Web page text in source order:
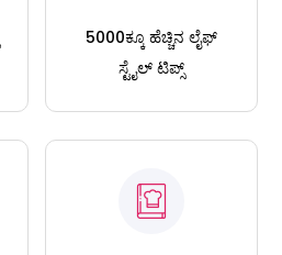
5000ಕ್ಕೂ ಹೆಚ್ಚಿನ ಲೈಫ್
ಸ್ಟೈಲ್ ಟಿಪ್ಸ್